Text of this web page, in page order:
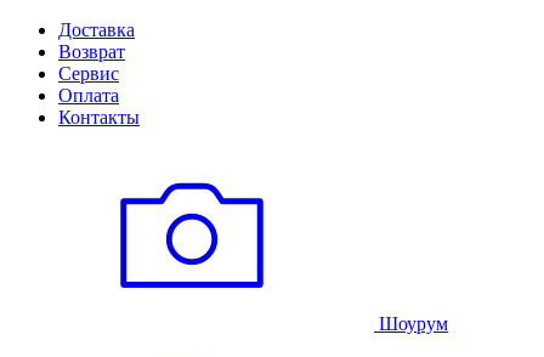
Доставка
Возврат
Сервис
Оплата
Контакты
Шоурум